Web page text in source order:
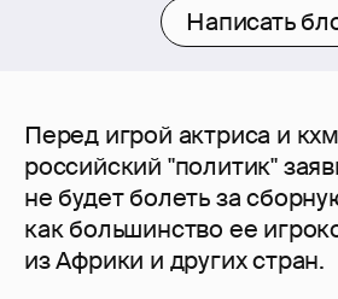
Написать
Перед игрой актриса и
российский "политик"
не будет болеть за
как большинство ее
из Африки и других стран.